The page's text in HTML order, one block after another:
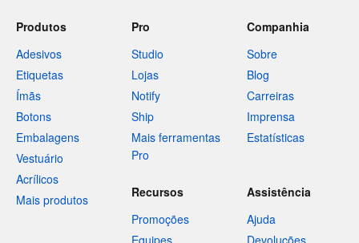
Produtos
Adesivos
Etiquetas
Ímãs
Botons
Embalagens
Vestuário
Acrílicos
Mais produtos
Pro
Studio
Lojas
Notify
Ship
Mais ferramentas
Pro
Companhia
Sobre
Blog
Carreiras
Imprensa
Estatísticas
Recursos
Promoções
Equipes
Assistência
Ajuda
Devoluções